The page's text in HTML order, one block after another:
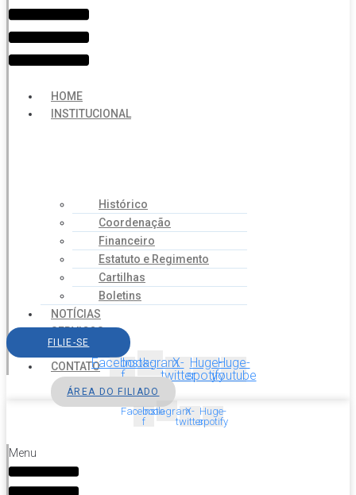
HOME
INSTITUCIONAL
Histórico
Coordenação
Financeiro
Estatuto e Regimento
Cartilhas
Boletins
NOTÍCIAS
SERVIÇOS
AGENDA
CONTATO
FILIE-SE
Facebook-
f
InstagramX-
twitter
Huge-
spotify
Huge-
youtube
ÁREA DO FILIADO
Facebook-
f
InstagramX-
twitter
Huge-
spotify
Menu